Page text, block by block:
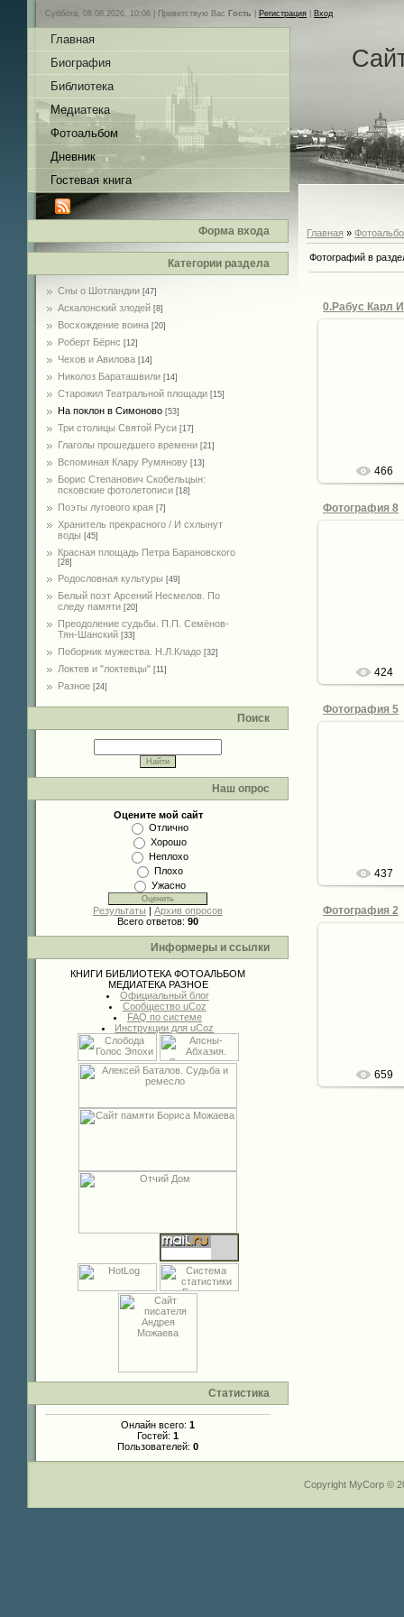
Суббота, 08.08.2026, 10:06 | Приветствую Вас Гость Регистрация Вход
Главная
Биография
Библиотека
Медиатека
Фотоальбом
Дневник
Гостевая книга
Форма входа
Категории раздела
Сны о Шотландии [47]
Аскалонский злодей [8]
Восхождение воина [20]
Роберт Бёрнс [12]
Чехов и Авилова [14]
Николоз Бараташвили [14]
Cтарожил Театральной площади [15]
На поклон в Симоново [53]
Три столицы Святой Руси [17]
Глаголы прошедшего времени [21]
Вспоминая Клару Румянову [13]
Борис Степанович Скобельцын:
псковские фотолетописи [18]
Поэты лугового края [7]
Хранитель прекрасного / И схлынут
воды [45]
Красная площадь Петра Барановского
[28]
Родословная культуры [49]
Белый поэт Арсений Несмелов. По
следу памяти [20]
Преодоление судьбы. П.П. Семёнов-
Тян-Шанский [33]
Поборник мужества. Н.Л.Кладо [32]
Локтев и "локтевцы" [11]
Разное [24]
Поиск
Наш опрос
Оцените мой сайт
Отлично
Хорошо
Неплохо
Плохо
Ужасно
Результаты | Архив опросов
Всего ответов: 90
Информеры и ссылки
КНИГИ БИБЛИОТЕКА ФОТОАЛЬБОМ
МЕДИАТЕКА РАЗНОЕ
Официальный блог
Сообщество uCoz
FAQ по системе
Инструкции для uCoz
Статистика
Онлайн всего: 1
Гостей: 1
Пользователей: 0
Главная »
Фотографий в
0.Рабус Карл
466
Фотография 8
424
Фотография 5
437
Фотография 2
659
Copyright MyCorp ©